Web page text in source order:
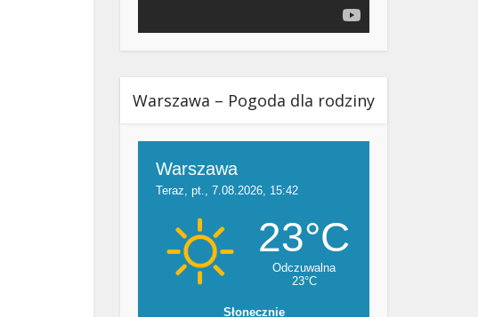
Warszawa – Pogoda dla rodziny